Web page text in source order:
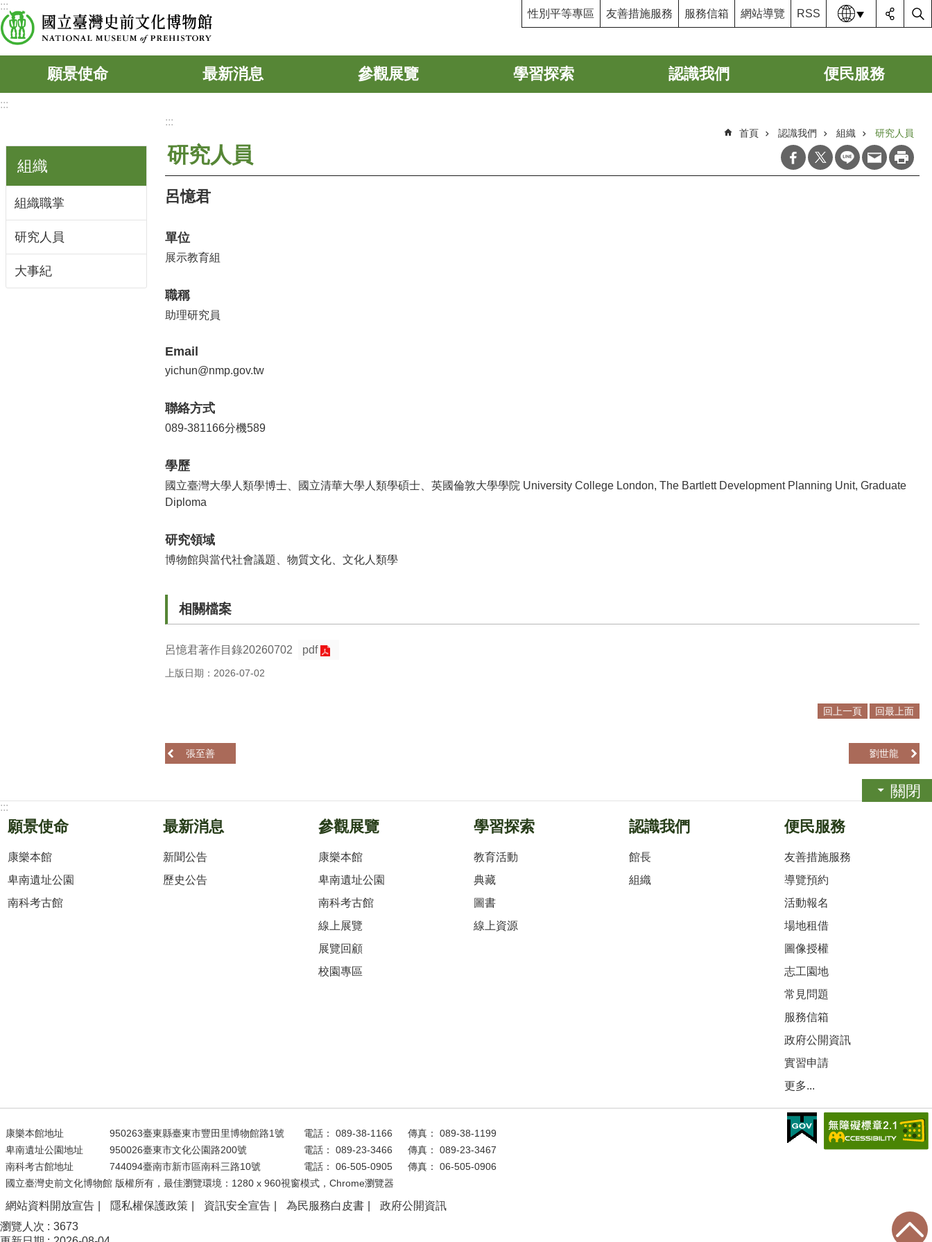
跳到主要內容區塊
:::
性別平等專區 友善措施服務 服務信箱 網站導覽 RSS 語系
願景使命 最新消息 參觀展覽 學習探索 認識我們 便民服務
:::
組織
組織職掌
研究人員
大事紀
:::
首頁 認識我們 組織 研究人員
研究人員
呂憶君
單位
展示教育組
職稱
助理研究員
Email
yichun@nmp.gov.tw
聯絡方式
089-381166分機589
學歷
國立臺灣大學人類學博士、國立清華大學人類學碩士、英國倫敦大學學院 University College London, The Bartlett Development Planning Unit, Graduate
Diploma
研究領域
博物館與當代社會議題、物質文化、文化人類學
相關檔案
呂憶君著作目錄20260702 pdf
上版日期：2026-07-02
回上一頁 回最上面
張至善 劉世龍
關閉
:::
願景使命
康樂本館
卑南遺址公園
南科考古館
最新消息
新聞公告
歷史公告
參觀展覽
康樂本館
卑南遺址公園
南科考古館
線上展覽
展覽回顧
校園專區
學習探索
教育活動
典藏
圖書
線上資源
認識我們
館長
組織
便民服務
友善措施服務
導覽預約
活動報名
場地租借
圖像授權
志工園地
常見問題
服務信箱
政府公開資訊
實習申請
更多...
康樂本館地址 950263臺東縣臺東市豐田里博物館路1號 電話： 089-38-1166
傳真： 089-38-1199
卑南遺址公園地址
950026臺東市文化公園路200號 電話： 089-23-3466
傳真： 089-23-3467
南科考古館地址
744094臺南市新市區南科三路10號 電話： 06-505-0905
傳真： 06-505-0906
國立臺灣史前文化博物館 版權所有，最佳瀏覽環境：1280 x 960視窗模式，Chrome瀏覽器
網站資料開放宣告 隱私權保護政策 資訊安全宣告 為民服務白皮書
政府公開資訊
瀏覽人次
3673